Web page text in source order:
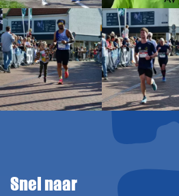
Snel naar